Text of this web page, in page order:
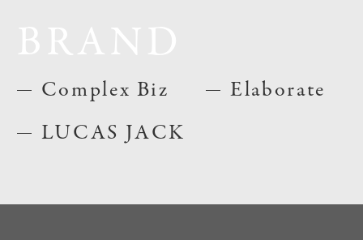
Complex Biz
LUCAS JACK
Elaborate